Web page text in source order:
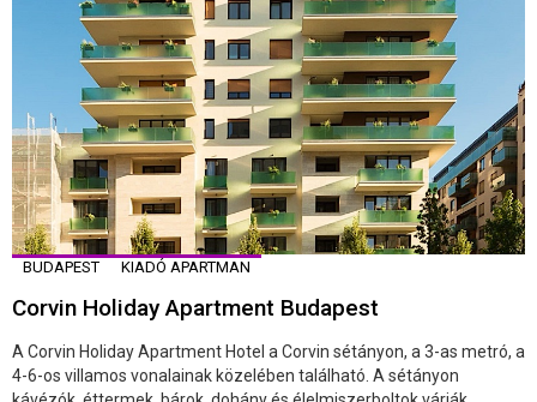
BUDAPEST KIADÓ APARTMAN
Corvin Holiday Apartment Budapest
A Corvin Holiday Apartment Hotel a Corvin sétányon, a 3-as metró, a
4-6-os villamos vonalainak közelében található. A sétányon